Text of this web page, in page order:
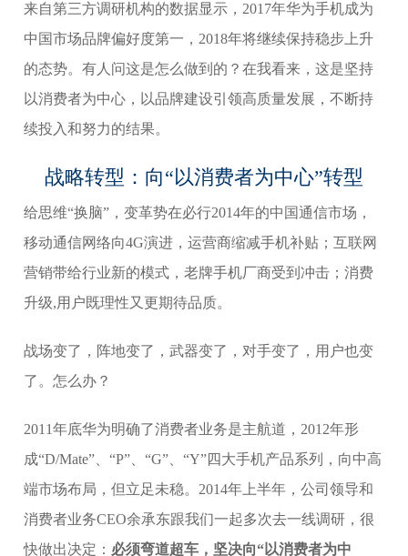
来自第三方调研机构的数据显示，2017年华为手机成为
中国市场品牌偏好度第一，2018年将继续保持稳步上升
的态势。有人问这是怎么做到的？在我看来，这是坚持
以消费者为中心，以品牌建设引领高质量发展，不断持
续投入和努力的结果。
战略转型：向“以消费者为中心”转型
给思维“换脑”，变革势在必行2014年的中国通信市场，
移动通信网络向4G演进，运营商缩减手机补贴；互联网
营销带给行业新的模式，老牌手机厂商受到冲击；消费
升级,用户既理性又更期待品质。
战场变了，阵地变了，武器变了，对手变了，用户也变
了。怎么办？
2011年底华为明确了消费者业务是主航道，2012年形
成“D/Mate”、“P”、“G”、“Y”四大手机产品系列，向中高
端市场布局，但立足未稳。2014年上半年，公司领导和
消费者业务CEO余承东跟我们一起多次去一线调研，很
快做出决定： 必须弯道超车，坚决向“以消费者为中